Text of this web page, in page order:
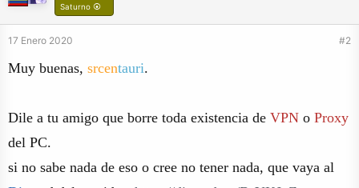
Saturno ⦿
17 Enero 2020 #2
Muy buenas, srcentauri.
Dile a tu amigo que borre toda existencia de VPN o Proxy
del PC.
si no sabe nada de eso o cree no tener nada, que vaya al